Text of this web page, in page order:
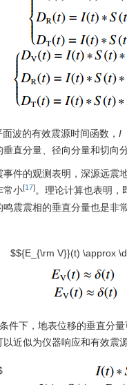
波的有效震源时间函数， I
直分量、径向分量和切向分
件的观测表明，深源远震
常小[17]。理论计算也表明，
震震相的垂直分量也是非
$${E_{\rm V}}(t) \approx
件下，地表位移的垂直分
近似为仪器响应和有效震